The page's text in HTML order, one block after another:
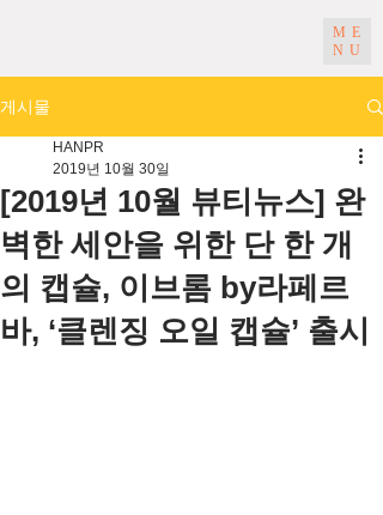
ME
NU
게시물
[2019년 10월 뷰티뉴스] 완
벽한 세안을 위한 단 한 개
의 캡슐, 이브롬 by라페르
바, ‘클렌징 오일 캡슐’ 출시
HANPR
2019년 10월 30일